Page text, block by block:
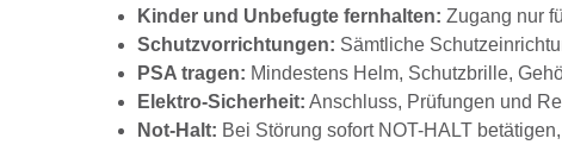
Kinder und Unbefugte fernhalten: Zugang nur
Schutzvorrichtungen: Sämtliche
PSA tragen: Mindestens Helm, Schutzbrille,
Elektro-Sicherheit: Anschluss, Prüfungen und
Not-Halt: Bei Störung sofort NOT-HALT